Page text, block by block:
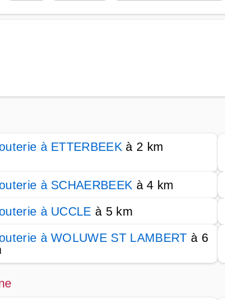
à ETTERBEEK à 2 km
à SCHAERBEEK à 4 km
à UCCLE à 5 km
à WOLUWE ST LAMBERT à 6